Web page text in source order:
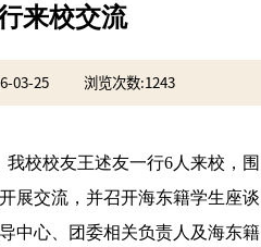
来校交流
03-25 浏览次数:1243
校校友王述友一行6人来校，围
展交流，并召开海东籍学生座谈
中心、团委相关负责人及海东籍